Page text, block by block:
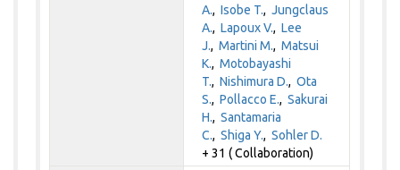
A.,Isobe T.,Jungclaus
A.,Lapoux V.,Lee
J.,Martini M.,Matsui
K.,Motobayashi
T.,Nishimura D.,Ota
S.,Pollacco E.,Sakurai
H.,Santamaria
C.,Shiga Y.,Sohler D.
+ 31 ( Collaboration)